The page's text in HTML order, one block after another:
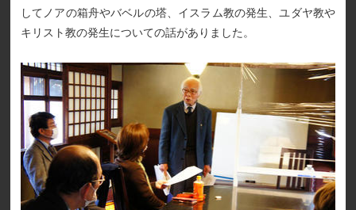
してノアの箱舟やバベルの塔、イスラム教の発生、ユダヤ教や
キリスト教の発生についての話がありました。